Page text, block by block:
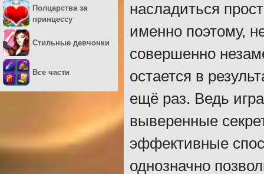
насладиться
именно поэтому,
совершенно
остается в
ещё раз. Ведь
выверенные
эффективные
однозначно
Полцарства за
принцессу
Стильные девчонки
Все части